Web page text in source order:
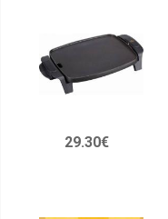
29.30€